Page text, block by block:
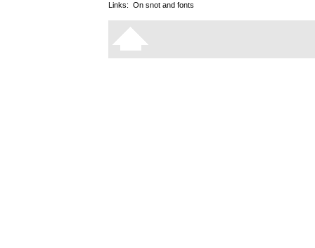
Links: On snot and fonts